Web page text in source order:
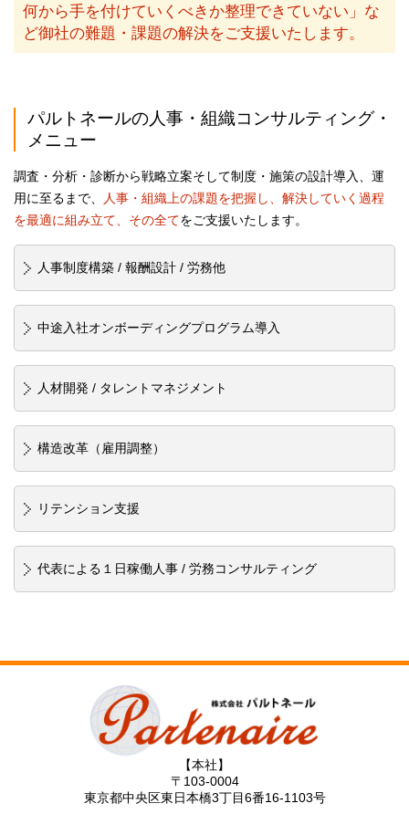
何から手を付けていくべきか整理できていない」な
ど御社の難題・課題の解決をご支援いたします。
パルトネールの人事・組織コンサルティング・
メニュー
調査・分析・診断から戦略立案そして制度・施策の設計導入、運
用に至るまで、
人事・組織上の課題を把握し、解決していく過程
を最適に組み立て、その全てをご支援いたします。
人事制度構築 / 報酬設計 / 労務他
中途入社オンボーディングプログラム導入
人材開発 / タレントマネジメント
構造改革（雇用調整）
リテンション支援
代表による１日稼働人事 / 労務コンサルティング
【本社】
〒103-0004
東京都中央区東日本橋3丁目6番16-1103号